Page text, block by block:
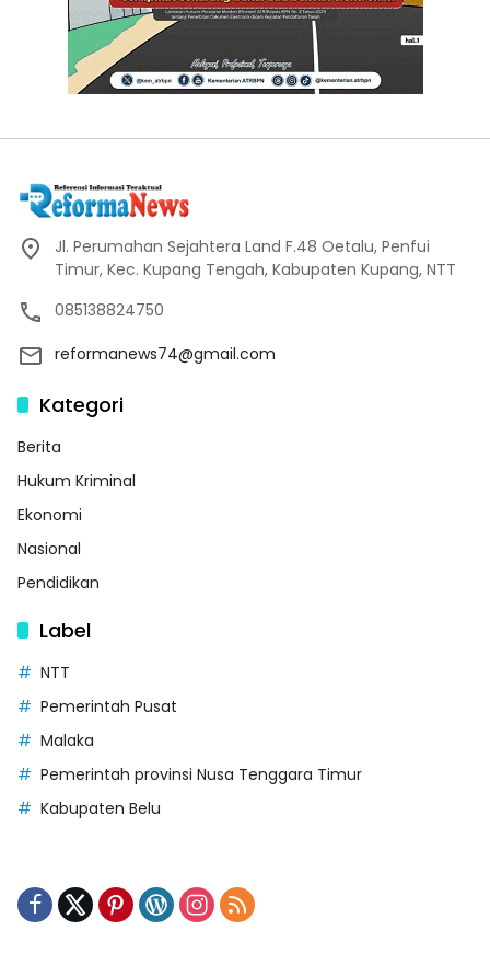
Jl. Perumahan Sejahtera Land F.48 Oetalu, Penfui
Timur, Kec. Kupang Tengah, Kabupaten Kupang, NTT
085138824750
reformanews74@gmail.com
Kategori
Berita
Hukum Kriminal
Ekonomi
Nasional
Pendidikan
Label
NTT
Pemerintah Pusat
Malaka
Pemerintah provinsi Nusa Tenggara Timur
Kabupaten Belu